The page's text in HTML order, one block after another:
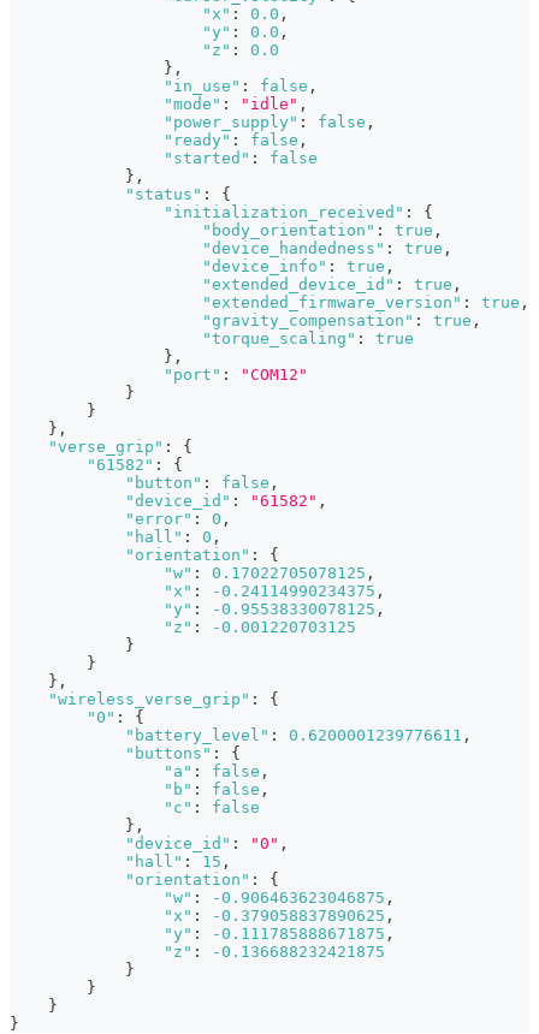
"x" : 0.0 ,
"y" : 0.0 ,
"z" :
0.0
} ,
"in_use" : false ,
"mode" : "idle" ,
"power_supply" : false ,
"ready" : false ,
"started" :
false
} ,
"status" :
{
"initialization_received" :
{
"body_orientation" : true ,
"device_handedness" : true ,
"device_info" : true ,
"extended_device_id" : true ,
"extended_firmware_version" : true ,
"gravity_compensation" : true ,
"torque_scaling" :
true
} ,
"port" :
"COM12"
}
}
} ,
"verse_grip" :
{
"61582" :
{
"button" : false ,
"device_id" : "61582" ,
"error" : 0 ,
"hall" : 0 ,
"orientation" :
{
"w" : 0.17022705078125 ,
"x" : -0.24114990234375 ,
"y" : -0.95538330078125 ,
"z" :
-0.001220703125
}
}
} ,
"wireless_verse_grip" :
{
"0" :
{
"battery_level" : 0.6200001239776611 ,
"buttons" :
{
"a" : false ,
"b" : false ,
"c" :
false
} ,
"device_id" : "0" ,
"hall" : 15 ,
"orientation" :
{
"w" : -0.906463623046875 ,
"x" : -0.379058837890625 ,
"y" : -0.111785888671875 ,
"z" :
-0.136688232421875
}
}
}
}